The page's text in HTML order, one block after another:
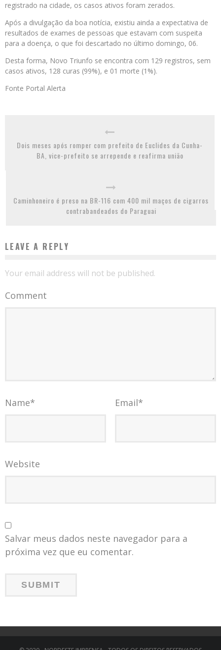
registrado na cidade, os casos ativos foram zerados.
Após a divulgação da boa notícia, existiu ainda a expectativa de
resultados de exames de pessoas que estavam com suspeita
para a doença, o que foi descartado no último domingo, 06.
Desta forma, Novo Triunfo se encontra com 129 registros, sem
casos ativos, 128 curas (99%), e 01 morte (1%).
Fonte Portal Alerta
Dois meses após romper com prefeito de Euclides da Cunha-
BA, vice-prefeito se arrepende e reafirma união
Caminhoneiro é preso na BR-116 com 400 mil maços de cigarros
contrabandeados do Paraguai
LEAVE A REPLY
Your email address will not be published.
Comment
Name* Email*
Website
Salvar meus dados neste navegador para a
próxima vez que eu comentar.